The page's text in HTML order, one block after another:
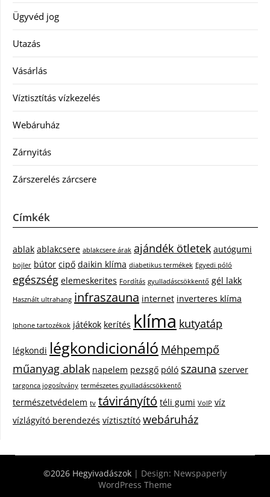
Ügyvéd jog
Utazás
Vásárlás
Víztisztítás vízkezelés
Webáruház
Zárnyitás
Zárszerelés zárcsere
Címkék
ablak ablakcsere ablakcsere árak ajándék ötletek autógumi
bojler bútor cipő daikin klíma diabetikus termékek Egyedi póló
egészség elemeskerites Fordítás gyulladáscsökkentő gél lakk
Használt ultrahang infraszauna internet inverteres klíma
Iphone tartozékok játékok kerítés klíma kutyatáp
légkondi légkondicionáló Méhpempő
műanyag ablak napelem pezsgő póló szauna szerver
targonca jogosítvány természetes gyulladáscsökkentő
természetvédelem tv távirányító téli gumi VoIP víz
vízlágyító berendezés víztisztító webáruház
©2026 Hegyivadászok | Design: Newspaperly
WordPress Theme